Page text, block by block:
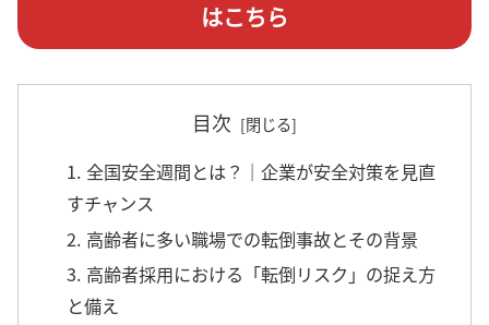
はこちら
目次
1. 全国安全週間とは？｜企業が安全対策を見直
すチャンス
2. 高齢者に多い職場での転倒事故とその背景
3. 高齢者採用における「転倒リスク」の捉え方
と備え